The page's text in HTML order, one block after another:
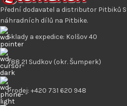
Přední dodavatel a distributor Pitbiků
náhradních dílů na Pitbike.
Sklady a expedice: Kolšov 40
788 21 Sudkov (okr. Šumperk)
Prodej: +420 731 620 948